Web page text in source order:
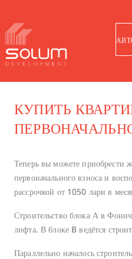
КУПИТЬ
Теперь вы можете приобрести
первоначального взноса и
рассрочкой от 1050 лари в
Строительство блока А в
лифта. В блоке B ведётся
Параллельно началось